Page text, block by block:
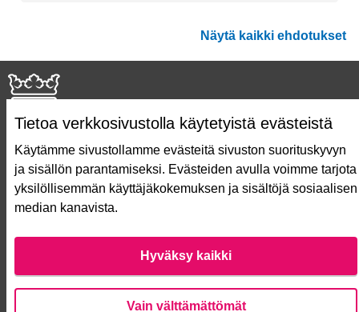
Tietoa verkkosivustolla käytetyistä evästeistä
Käytämme sivustollamme evästeitä sivuston suorituskyvyn
ja sisällön parantamiseksi. Evästeiden avulla voimme tarjota
yksilöllisemmän käyttäjäkokemuksen ja sisältöjä sosiaalisen
median kanavista.
Hyväksy kaikki
Vain välttämättömät
Näytä kaikki ehdotukset
Näin äänestät Asukasbudjetissa
Asukasbudjetin vaiheet
Usein kysytyt kysymykset
Saavutettavuusseloste
Lataa avoimet datatiedostot
Evästeasetukset